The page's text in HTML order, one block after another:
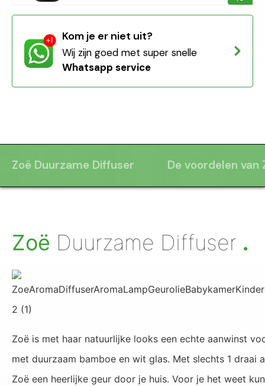
Kom je er niet uit?
Wij zijn goed met super snelle
Whatsapp service
Zoë Duurzame Diffuser De voordelen van
Zoë Duurzame Diffuser .
Zoë is met haar natuurlijke looks een echte aanwinst
met duurzaam bamboe en wit glas. Met slechts 1 draai
Zoë een heerlijke geur door je huis. Voor je het weet